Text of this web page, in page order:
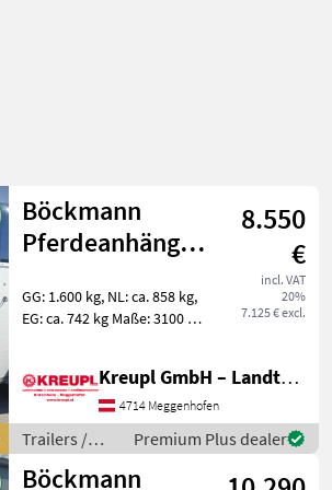
Böckmann
Pferdeanhänger
Esprit
8.550
€
incl. VAT
20%
7.125 € excl.
GG: 1.600 kg, NL: ca. 858 kg,
EG: ca. 742 kg Maße: 3100 x
Längsträgerfahrgestell mit
V-Deichsel (geschraubt)
Stützrad a
Kreupl GmbH – Landtechnik – Schlosserei – Anhänger
4714 Meggenhofen
Trailers /
Böckmann
Premium Plus dealer
Böckmann